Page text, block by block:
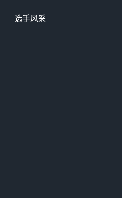
选手风采